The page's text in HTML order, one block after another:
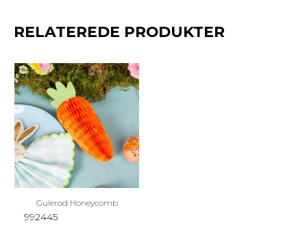
RELATEREDE PRODUKTER
Gulerod Honeycomb
992445